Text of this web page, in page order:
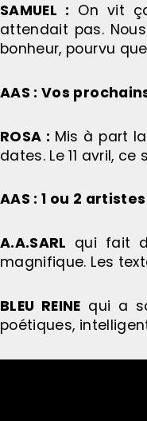
SAMUEL : On vit
attendait pas.
bonheur, pourvu
AAS : Vos
ROSA : Mis à part
dates. Le 11 avril,
AAS : 1 ou 2
A.A.SARL qui fait
magnifique. Les
BLEU REINE qui a
poétiques,